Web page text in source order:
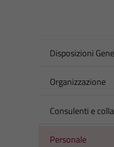
Disposizioni
Organizzazione
Consulenti e
Personale